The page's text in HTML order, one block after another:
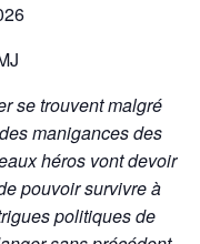
se trouvent malgré
manigances des
héros vont devoir
pouvoir survivre à
politiques de